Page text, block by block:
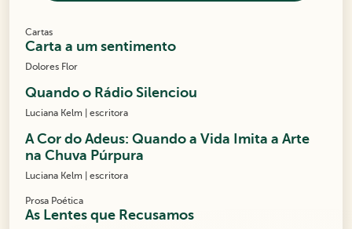
Cartas
Carta a um sentimento
Dolores Flor
Quando o Rádio Silenciou
Luciana Kelm | escritora
A Cor do Adeus: Quando a Vida Imita a Arte
na Chuva Púrpura
Luciana Kelm | escritora
Prosa Poética
As Lentes que Recusamos